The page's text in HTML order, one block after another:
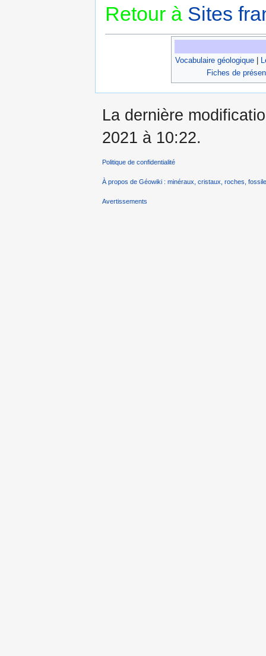
Retour à Sites
Vocabulaire géologique|
Fiches de
La dernière
2021 à 10:22.
Politique de confidentialité
À propos de Géowiki : minéraux, cristaux, roches,
Avertissements